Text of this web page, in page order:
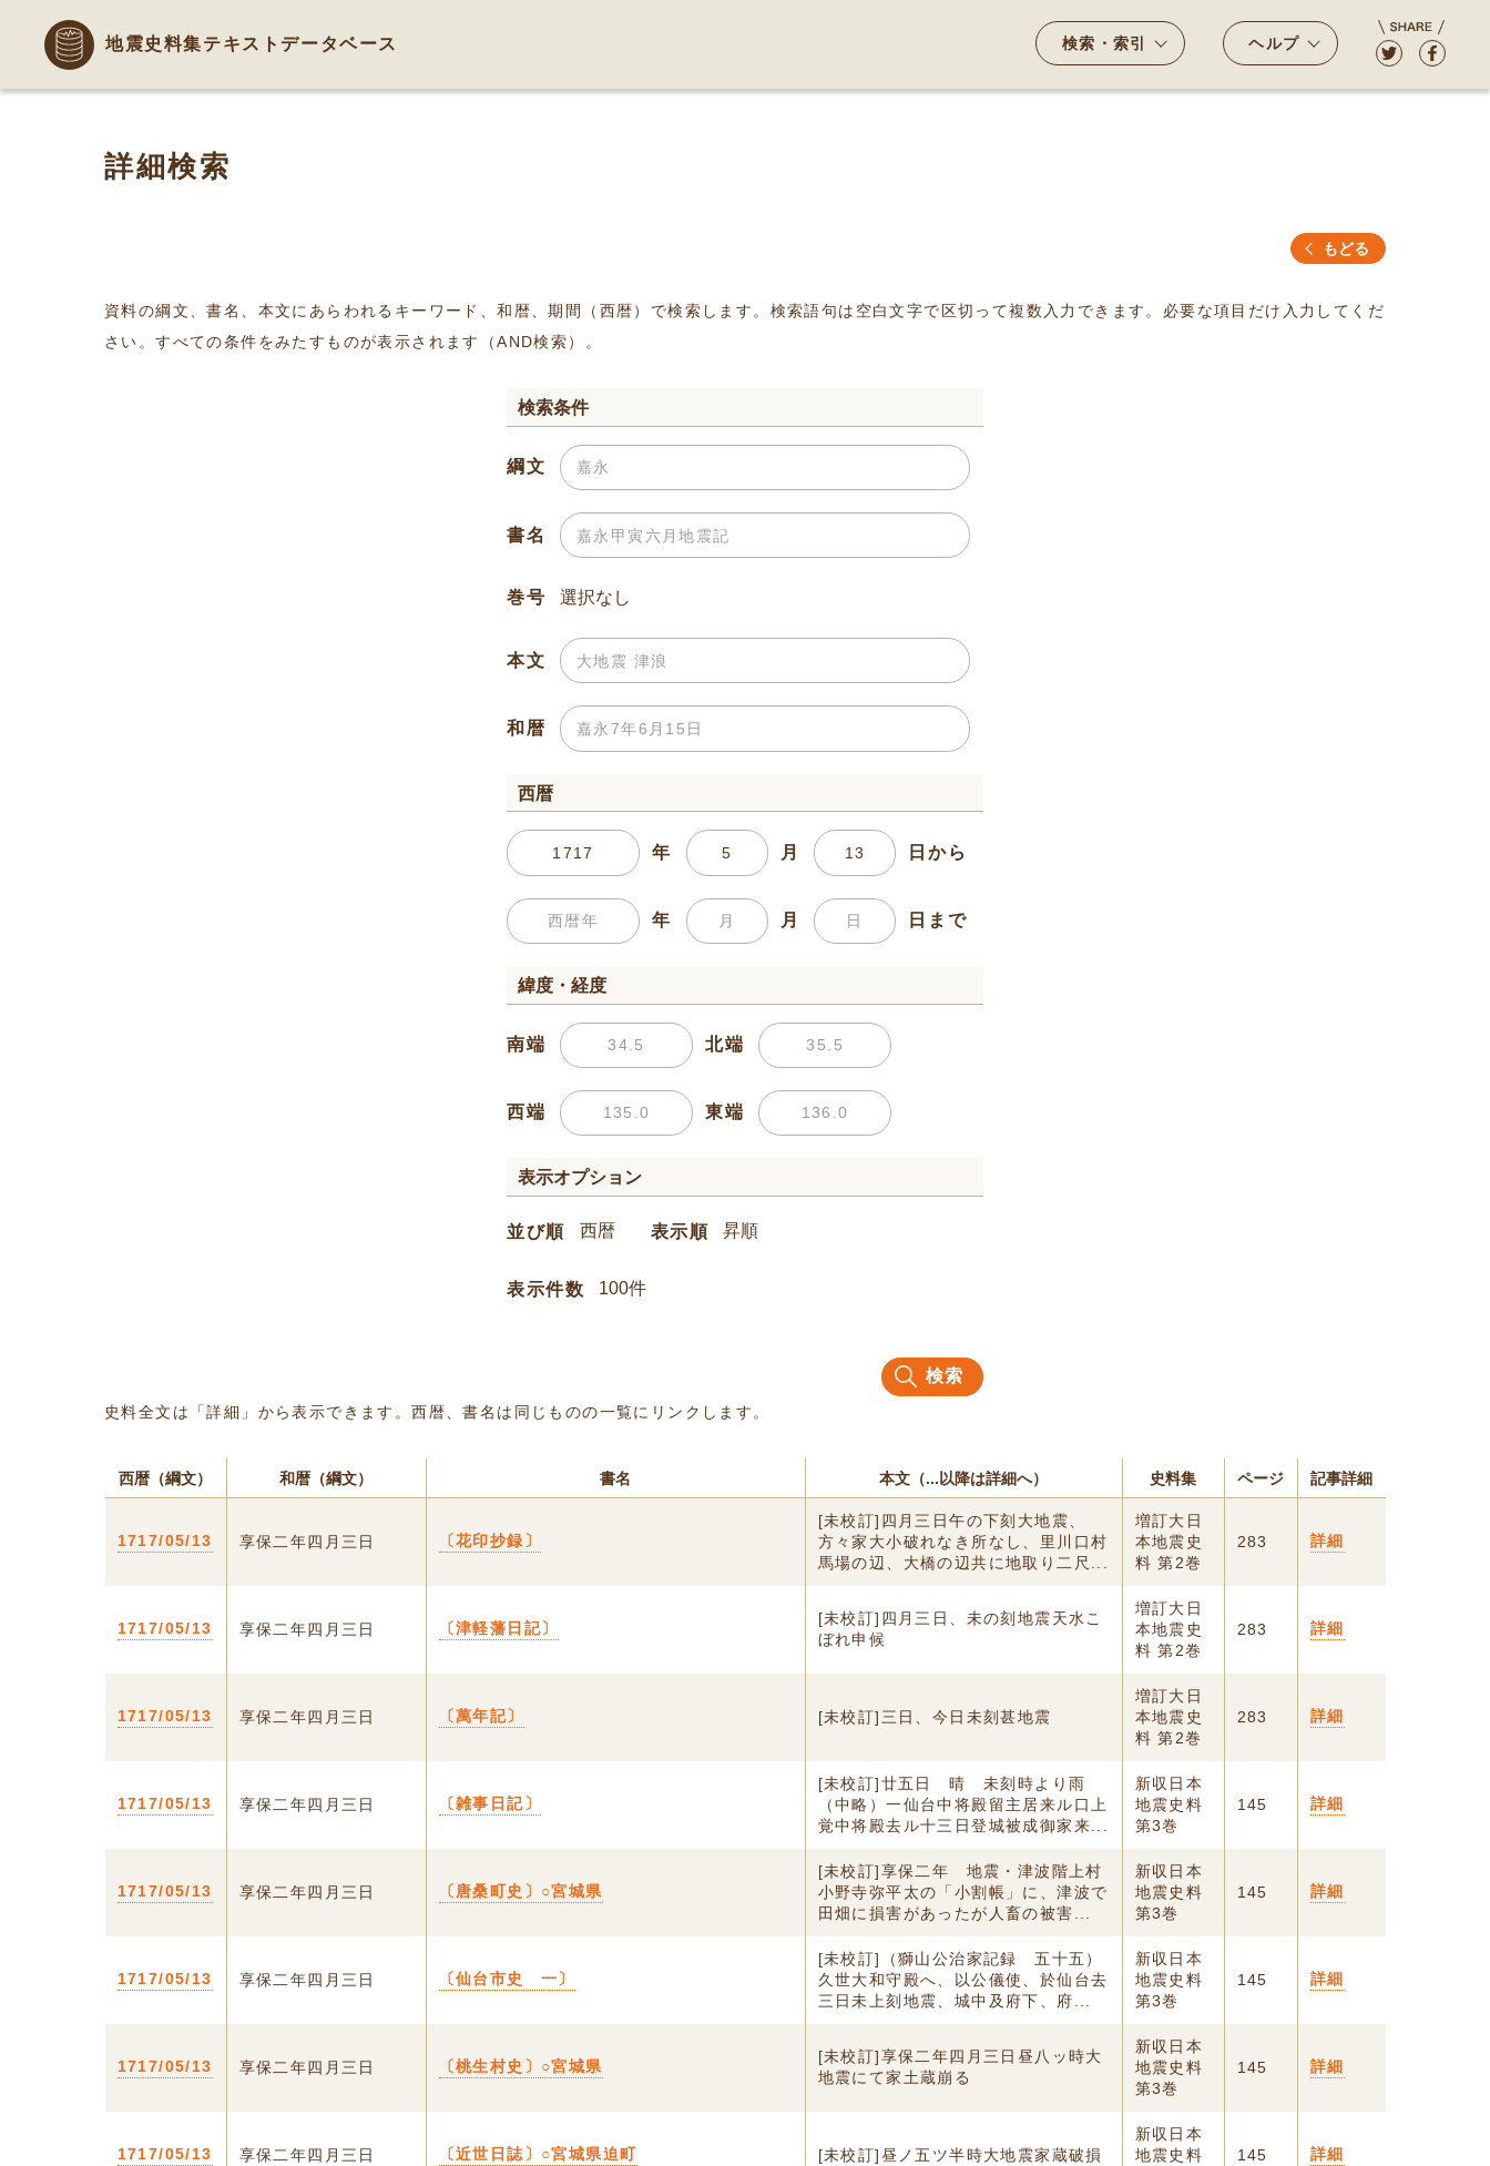
地震史料集テキストデータベース 検索・索引 ヘルプ
詳細検索
もどる
資料の綱文、書名、本文にあらわれるキーワード、和暦、期間（西暦）で検索します。検索語句は空白文字で区切って複数入力できます。必要な項目だけ入力してくだ
さい。すべての条件をみたすものが表示されます（AND検索）。
検索条件
綱文
書名
巻号
本文
和暦
西暦
年 月 日から
年 月 日まで
緯度・経度
南端 北端
西端 東端
表示オプション
並び順 表示順
表示件数
検索
史料全文は「詳細」から表示できます。西暦、書名は同じものの一覧にリンクします。
西暦（綱文） 和暦（綱文） 書名 本文（...以降は詳細へ） 史料集 ページ 記事詳細
1717/05/13 享保二年四月三日 〔花印抄録〕
[未校訂]四月三日午の下刻大地震、
方々家大小破れなき所なし、里川口村
馬場の辺、大橋の辺共に地取り二尺...
増訂大日
本地震史
料 第2巻
283 詳細
1717/05/13 享保二年四月三日 〔津軽藩日記〕
[未校訂]四月三日、未の刻地震天水こ
ぼれ申候
増訂大日
本地震史
料 第2巻
283 詳細
1717/05/13 享保二年四月三日 〔萬年記〕 [未校訂]三日、今日未刻甚地震
増訂大日
本地震史
料 第2巻
283 詳細
1717/05/13 享保二年四月三日 〔雑事日記〕
[未校訂]廿五日 晴 未刻時より雨
（中略）一仙台中将殿留主居来ル口上
覚中将殿去ル十三日登城被成御家来...
新収日本
地震史料
第3巻
145 詳細
1717/05/13 享保二年四月三日 〔唐桑町史〕○宮城県
[未校訂]享保二年 地震・津波階上村
小野寺弥平太の「小割帳」に、津波で
田畑に損害があったが人畜の被害...
新収日本
地震史料
第3巻
145 詳細
1717/05/13 享保二年四月三日 〔仙台市史 一〕
[未校訂]（獅山公治家記録 五十五）
久世大和守殿へ、以公儀使、於仙台去
三日未上刻地震、城中及府下、府...
新収日本
地震史料
第3巻
145 詳細
1717/05/13 享保二年四月三日 〔桃生村史〕○宮城県
[未校訂]享保二年四月三日昼八ッ時大
地震にて家土蔵崩る
新収日本
地震史料
第3巻
145 詳細
1717/05/13 享保二年四月三日 〔近世日誌〕○宮城県迫町 [未校訂]昼ノ五ツ半時大地震家蔵破損
新収日本
地震史料
145 詳細